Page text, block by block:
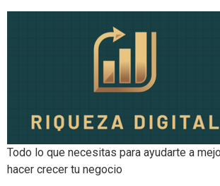
Todo lo que necesitas para ayudarte a
hacer crecer tu negocio